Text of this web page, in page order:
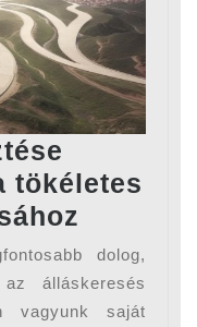
tökéletes
a
dolog,
álláskeresés
vagyunk saját